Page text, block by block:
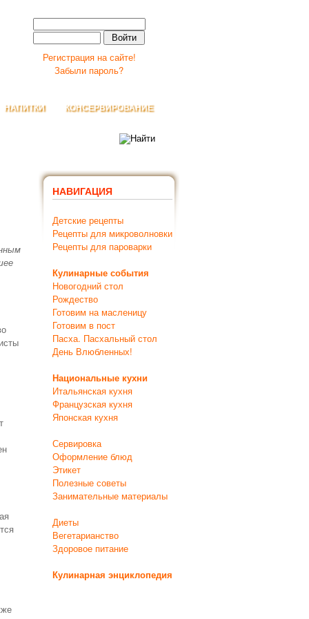
НАПИТКИ КОНСЕРВИРОВАНИЕ
Регистрация на сайте!
Забыли пароль?
НАВИГАЦИЯ
Детские рецепты
Рецепты для микроволновки
Рецепты для пароварки
Кулинарные события
Новогодний стол
Рождество
Готовим на масленицу
Готовим в пост
Пасха. Пасхальный стол
День Влюбленных!
Национальные кухни
Итальянская кухня
Французская кухня
Японская кухня
Сервировка
Оформление блюд
Этикет
Полезные советы
Занимательные материалы
Диеты
Вегетарианство
Здоровое питание
Кулинарная энциклопедия